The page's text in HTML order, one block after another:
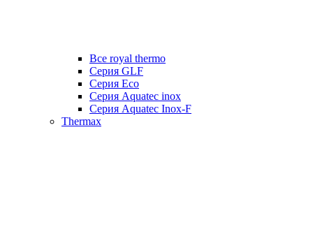
Все royal thermo
Серия GLF
Серия Eco
Серия Aquatec inox
Серия Aquatec Inox-F
Thermax